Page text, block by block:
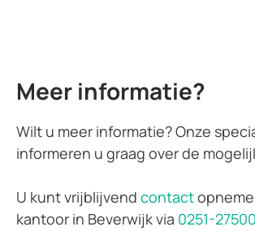
Meer informatie?
Wilt u meer informatie? Onze
informeren u graag over de
U kunt vrijblijvend contact
kantoor in Beverwijk via 0251-